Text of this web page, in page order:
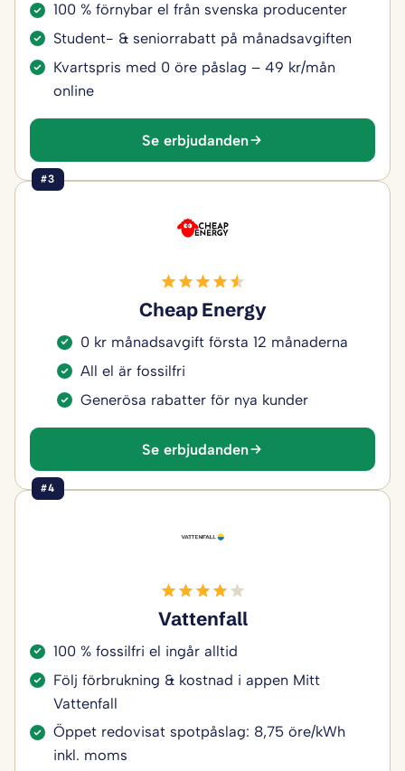
100 % förnybar el från svenska producenter
Student- & seniorrabatt på månadsavgiften
Kvartspris med 0 öre påslag – 49 kr/mån
online
Se erbjudanden
#3
Cheap Energy
0 kr månadsavgift första 12 månaderna
All el är fossilfri
Generösa rabatter för nya kunder
Se erbjudanden
#4
Vattenfall
100 % fossilfri el ingår alltid
Följ förbrukning & kostnad i appen Mitt
Vattenfall
Öppet redovisat spotpåslag: 8,75 öre/kWh
inkl. moms